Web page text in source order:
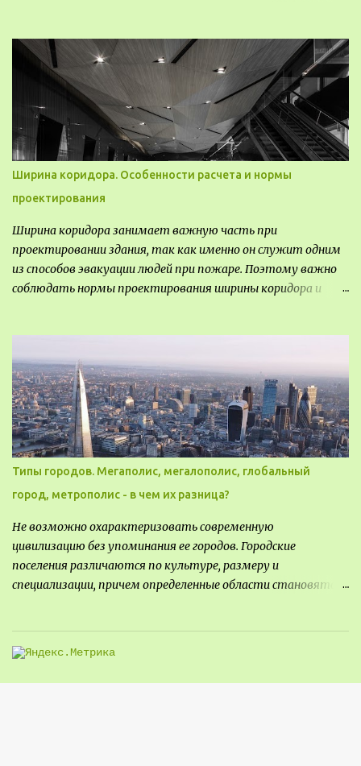
Комплекс состоит из двух объектов: «Théia» (75 квартир,
из которых 17 — социального назначения, общая площадь 5
364 м²) и «Opale & Sens» (38 квартир, включая 11
доступных, площадь 2 845 м²). В общей сложности 113
жилых единиц спроектированы с учетом строгих норм
пожарной безопасности, принципов биоразнообразия и
социальной инклюзивности. Успех проекта был
подтвержден победой в городском конкурсе 2021 года и
получением престижной награды «Серебряная пирамида
глобального качества» от Федерации застройщиков
Окситании в 2024 году. Концепция «Jardins Secrets» — это
современный средиземноморский манифест. Архитекторы
стремились объединить память о военном прошлом
Ширина коридора. Особенности расчета и нормы
проектирования
Ширина коридора занимает важную часть при
проектировании здания, так как именно он служит одним
из способов эвакуации людей при пожаре. Поэтому важно
соблюдать нормы проектирования ширины коридора и
Типы городов. Мегаполис, мегалополис, глобальный
город, метрополис - в чем их разница?
Не возможно охарактеризовать современную
цивилизацию без упоминания ее городов. Городские
поселения различаются по культуре, размеру и
специализации, причем определенные области становятся
поселения был общим показателем его важности - чем
крупнее город, тем больше мощности он приносил, однако, с
большой миграцией в сельскую местность в прошлом веке,